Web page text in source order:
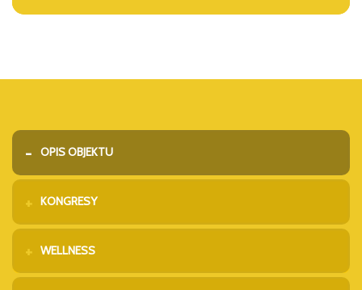
OPIS OBJEKTU
KONGRESY
WELLNESS